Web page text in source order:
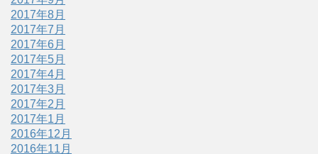
2017年8月
2017年7月
2017年6月
2017年5月
2017年4月
2017年3月
2017年2月
2017年1月
2016年12月
2016年11月